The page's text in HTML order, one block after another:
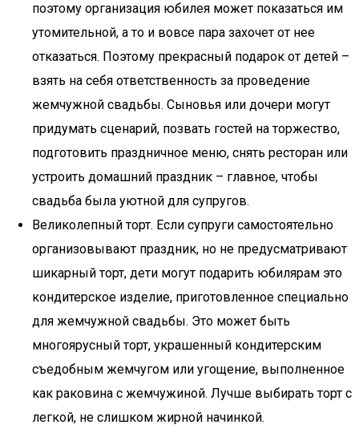
поэтому организация юбилея может показаться им
утомительной, а то и вовсе пара захочет от нее
отказаться. Поэтому прекрасный подарок от детей –
взять на себя ответственность за проведение
жемчужной свадьбы. Сыновья или дочери могут
придумать сценарий, позвать гостей на торжество,
подготовить праздничное меню, снять ресторан или
устроить домашний праздник – главное, чтобы
свадьба была уютной для супругов.
Великолепный торт. Если супруги самостоятельно
организовывают праздник, но не предусматривают
шикарный торт, дети могут подарить юбилярам это
кондитерское изделие, приготовленное специально
для жемчужной свадьбы. Это может быть
многоярусный торт, украшенный кондитерским
съедобным жемчугом или угощение, выполненное
как раковина с жемчужиной. Лучше выбирать торт с
легкой, не слишком жирной начинкой.